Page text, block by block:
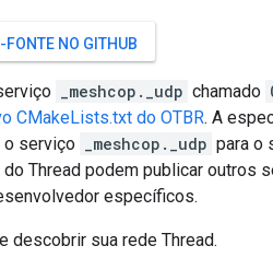
NO GITHUB
_meshcop._udp chamado
CMakeLists.txt do OTBR. A
o serviço
_meshcop._udp para o
Thread podem publicar
específicos.
descobrir sua rede Thread.